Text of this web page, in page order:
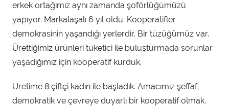
erkek ortağımız aynı zamanda şoförlüğümüzü
yapıyor. Markalaşalı 6 yıl oldu. Kooperatifler
demokrasinin yaşandığı yerlerdir. Bir tüzüğümüz var.
Ürettiğimiz ürünleri tüketici ile buluşturmada sorunlar
yaşadığımız için kooperatif kurduk.
Üretime 8 çiftçi kadın ile başladık. Amacımız şeffaf,
demokratik ve çevreye duyarlı bir kooperatif olmak.